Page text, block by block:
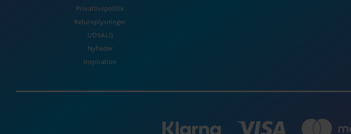
Privatlivspolitik
Returoplysninger
UDSALG
Nyheder
Inspiration